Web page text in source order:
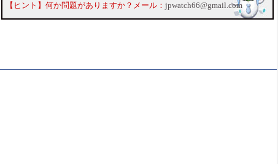
【ヒント】何か問題がありますか？メール： jpwatch66@gmail.com